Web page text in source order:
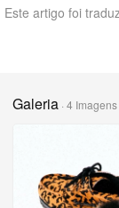
Este artigo foi
Galeria · 4 Imagens